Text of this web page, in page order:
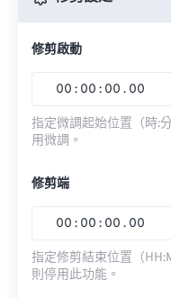
修剪啟動
00 : 00 : 00 . 00
指定微調起始位置（時:
用微調。
修剪端
00 : 00 : 00 . 00
指定修剪結束位置（
則停用此功能。